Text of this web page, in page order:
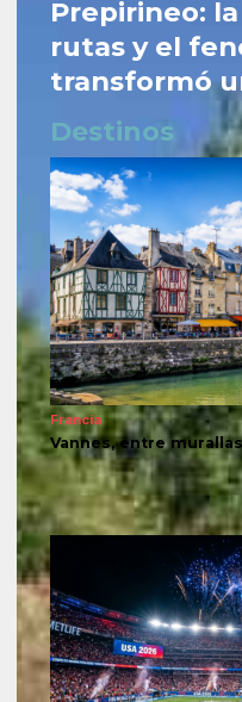
Prepirineo:
rutas y el
transformó
Destinos
Francia
Vannes, entre